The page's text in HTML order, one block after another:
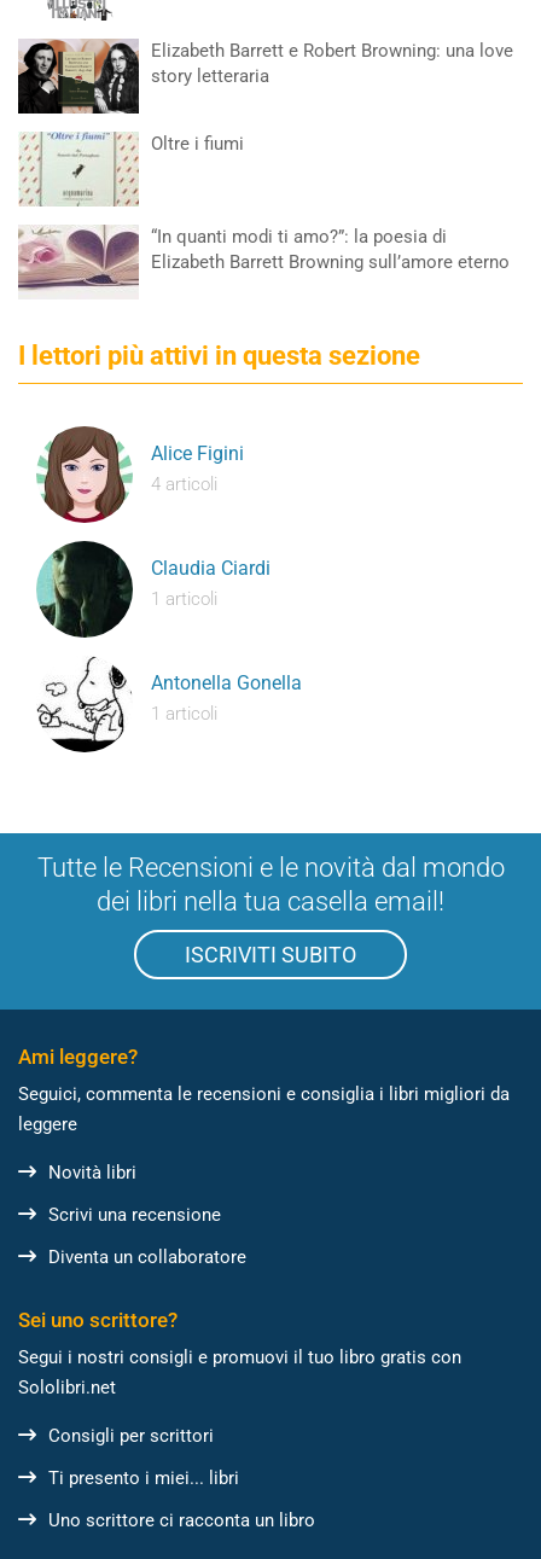
Elizabeth Barrett e Robert Browning: una love
story letteraria
Oltre i fiumi
“In quanti modi ti amo?”: la poesia di
Elizabeth Barrett Browning sull’amore eterno
I lettori più attivi in questa sezione
Alice Figini
4 articoli
Claudia Ciardi
1 articoli
Antonella Gonella
1 articoli
Tutte le Recensioni e le novità dal mondo
dei libri nella tua casella email!
ISCRIVITI SUBITO
Ami leggere?
Seguici, commenta le recensioni e consiglia i libri migliori da
leggere
Novità libri
Scrivi una recensione
Diventa un collaboratore
Sei uno scrittore?
Segui i nostri consigli e promuovi il tuo libro gratis con
Sololibri.net
Consigli per scrittori
Ti presento i miei... libri
Uno scrittore ci racconta un libro